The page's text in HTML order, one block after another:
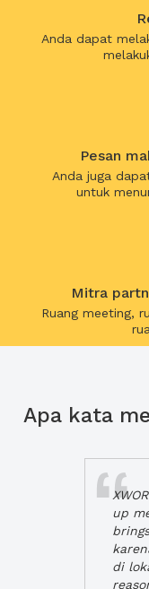
Anda dapat
Pesan
Anda juga
untuk
Mitra
Ruang meeting,
Apa kata
up
di